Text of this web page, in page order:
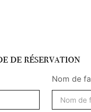
de réservation
Nom de